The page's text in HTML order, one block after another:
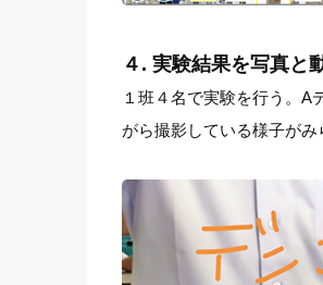
４. 実験結果を写真と
１班４名で実験を行う。A
がら撮影している様子がみ